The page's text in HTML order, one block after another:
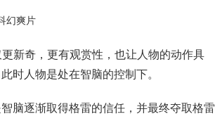
新奇，更有观赏性，也让人物的动作具
此时人物是处在智脑的控制下。
智脑逐渐取得格雷的信任，并最终夺取格雷